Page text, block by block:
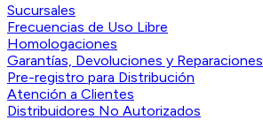
Sucursales
Frecuencias de Uso Libre
Homologaciones
Garantías, Devoluciones y Reparaciones
Pre-registro para Distribución
Atención a Clientes
Distribuidores No Autorizados